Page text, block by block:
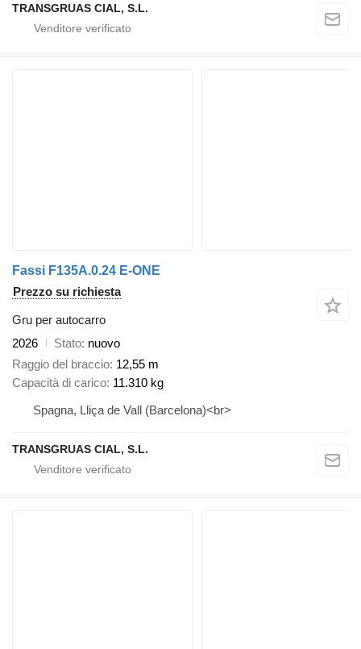
TRANSGRUAS CIAL, S.L.
Fassi F135A.0.24 E-ONE
Prezzo su richiesta
Gru per autocarro
2026
Stato nuovo
Raggio del braccio 12,55 m
Capacità di carico 11.310 kg
Spagna, Lliça de Vall (Barcelona)<br>
TRANSGRUAS CIAL, S.L.